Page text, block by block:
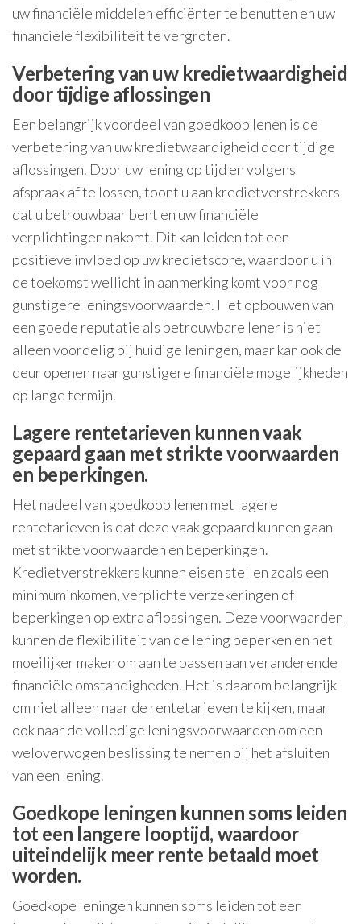
uw financiële middelen efficiënter te benutten en uw
financiële flexibiliteit te vergroten.
Verbetering van uw kredietwaardigheid
door tijdige aflossingen
Een belangrijk voordeel van goedkoop lenen is de
verbetering van uw kredietwaardigheid door tijdige
aflossingen. Door uw lening op tijd en volgens
afspraak af te lossen, toont u aan kredietverstrekkers
dat u betrouwbaar bent en uw financiële
verplichtingen nakomt. Dit kan leiden tot een
positieve invloed op uw kredietscore, waardoor u in
de toekomst wellicht in aanmerking komt voor nog
gunstigere leningsvoorwaarden. Het opbouwen van
een goede reputatie als betrouwbare lener is niet
alleen voordelig bij huidige leningen, maar kan ook de
deur openen naar gunstigere financiële mogelijkheden
op lange termijn.
Lagere rentetarieven kunnen vaak
gepaard gaan met strikte voorwaarden
en beperkingen.
Het nadeel van goedkoop lenen met lagere
rentetarieven is dat deze vaak gepaard kunnen gaan
met strikte voorwaarden en beperkingen.
Kredietverstrekkers kunnen eisen stellen zoals een
minimuminkomen, verplichte verzekeringen of
beperkingen op extra aflossingen. Deze voorwaarden
kunnen de flexibiliteit van de lening beperken en het
moeilijker maken om aan te passen aan veranderende
financiële omstandigheden. Het is daarom belangrijk
om niet alleen naar de rentetarieven te kijken, maar
ook naar de volledige leningsvoorwaarden om een
weloverwogen beslissing te nemen bij het afsluiten
van een lening.
Goedkope leningen kunnen soms leiden
tot een langere looptijd, waardoor
uiteindelijk meer rente betaald moet
worden.
Goedkope leningen kunnen soms leiden tot een